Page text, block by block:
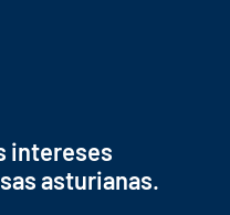
intereses
asturianas.